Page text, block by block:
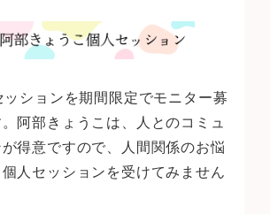
ションを期間限定でモニター募
阿部きょうこは、人とのコミュ
得意ですので、人間関係のお悩
人セッションを受けてみません